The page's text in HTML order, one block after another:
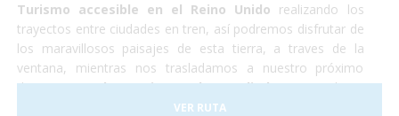
Turismo accesible en el Reino Unido realizando los
trayectos entre ciudades en tren, así podremos disfrutar de
los maravillosos paisajes de esta tierra, a traves de la
ventana, mientras nos trasladamos a nuestro próximo
destino.Londres, Liverpool y Edimburgo, cultura,
shopping, historia y naturaleza. Un país completamente
VER RUTA